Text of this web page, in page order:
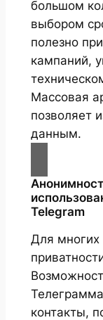
большом
выбором
полезно
кампаний,
Массовая
позволяет
данным.
Telegram
Для многих
контакты,